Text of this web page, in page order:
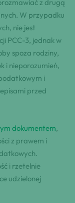
z drugą
W przypadku
nie jest
PCC-3, jednak w
spoza rodziny,
i nieporozumień,
i
przed
dokumentem,
z prawem i
i rzetelnie
udzielonej